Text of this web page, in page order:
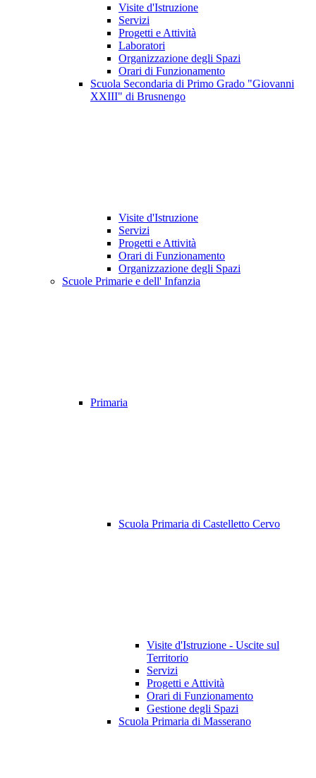
Visite d'Istruzione
Servizi
Progetti e Attività
Laboratori
Organizzazione degli Spazi
Orari di Funzionamento
Scuola Secondaria di Primo Grado "Giovanni
XXIII" di Brusnengo
Visite d'Istruzione
Servizi
Progetti e Attività
Orari di Funzionamento
Organizzazione degli Spazi
Scuole Primarie e dell' Infanzia
Primaria
Scuola Primaria di Castelletto Cervo
Visite d'Istruzione - Uscite sul
Territorio
Servizi
Progetti e Attività
Orari di Funzionamento
Gestione degli Spazi
Scuola Primaria di Masserano